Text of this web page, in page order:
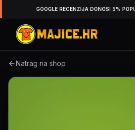
GOOGLE RECENZIJA DONOSI 5%
Natrag na shop